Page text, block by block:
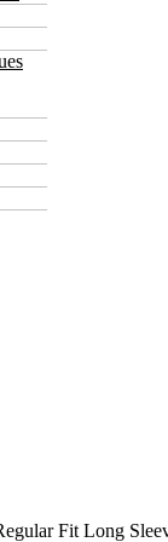
Fit Long